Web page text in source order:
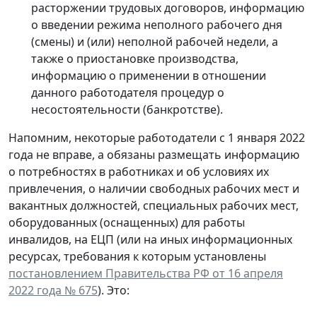
расторжении трудовых договоров, информацию
о введении режима неполного рабочего дня
(смены) и (или) неполной рабочей недели, а
также о приостановке производства,
информацию о применении в отношении
данного работодателя процедур о
несостоятельности (банкротстве).
Напомним, некоторые работодатели с 1 января 2022
года не вправе, а обязаны размещать информацию
о потребностях в работниках и об условиях их
привлечения, о наличии свободных рабочих мест и
вакантных должностей, специальных рабочих мест,
оборудованных (оснащенных) для работы
инвалидов, на ЕЦП (или на иных информационных
ресурсах, требования к которым установлены
постановлением Правительства РФ от 16 апреля
2022 года № 675). Это: